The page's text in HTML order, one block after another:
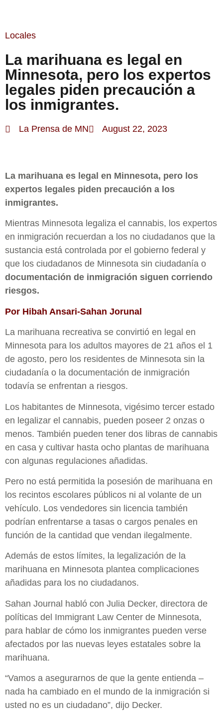
Locales
La marihuana es legal en
Minnesota, pero los expertos
legales piden precaución a
los inmigrantes.
La Prensa de MN August 22, 2023
La marihuana es legal en Minnesota, pero los
expertos legales piden precaución a los
inmigrantes.
Mientras Minnesota legaliza el cannabis, los expertos
en inmigración recuerdan a los no ciudadanos que la
sustancia está controlada por el gobierno federal y
que los ciudadanos de Minnesota sin ciudadanía o
documentación de inmigración siguen corriendo
riesgos.
Por Hibah Ansari-Sahan Jorunal
La marihuana recreativa se convirtió en legal en
Minnesota para los adultos mayores de 21 años el 1
de agosto, pero los residentes de Minnesota sin la
ciudadanía o la documentación de inmigración
todavía se enfrentan a riesgos.
Los habitantes de Minnesota, vigésimo tercer estado
en legalizar el cannabis, pueden poseer 2 onzas o
menos. También pueden tener dos libras de cannabis
en casa y cultivar hasta ocho plantas de marihuana
con algunas regulaciones añadidas.
Pero no está permitida la posesión de marihuana en
los recintos escolares públicos ni al volante de un
vehículo. Los vendedores sin licencia también
podrían enfrentarse a tasas o cargos penales en
función de la cantidad que vendan ilegalmente.
Además de estos límites, la legalización de la
marihuana en Minnesota plantea complicaciones
añadidas para los no ciudadanos.
Sahan Journal habló con Julia Decker, directora de
políticas del Immigrant Law Center de Minnesota,
para hablar de cómo los inmigrantes pueden verse
afectados por las nuevas leyes estatales sobre la
marihuana.
“Vamos a asegurarnos de que la gente entienda –
nada ha cambiado en el mundo de la inmigración si
usted no es un ciudadano”, dijo Decker.